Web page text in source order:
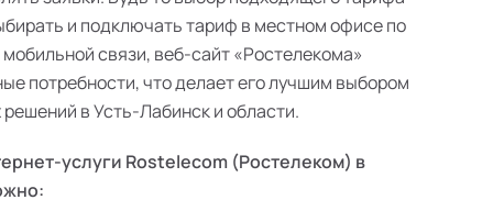
и подключать тариф в местном офисе по
связи, веб-сайт «Ростелекома»
потребности, что делает его лучшим выбором
в Усть-Лабинск и области.
услуги Rostelecom (Ростелеком) в